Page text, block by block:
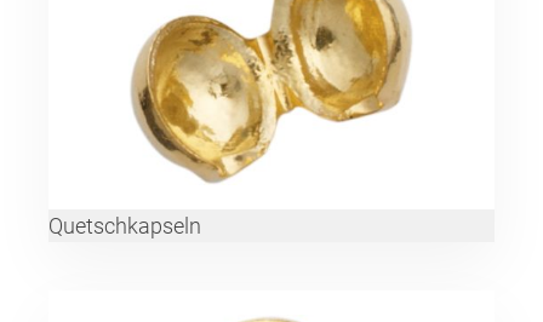
Quetschkapseln